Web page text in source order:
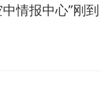
情报中心”刚到